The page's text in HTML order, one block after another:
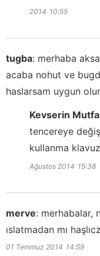
2014 10:55
tugba: merhaba
acaba nohut ve
haslarsam uygun
Kevserin
tencereye
kullanma
Ağustos 2014 15:38
merve: merhabalar,
ıslatmadan mı
01 Temmuz 2014 14:59